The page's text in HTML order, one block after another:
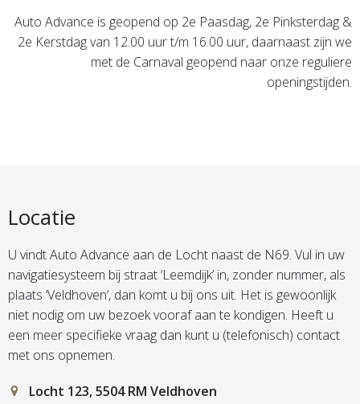
Auto Advance is geopend op 2e Paasdag, 2e Pinksterdag &
2e Kerstdag van 12.00 uur t/m 16.00 uur, daarnaast zijn we
met de Carnaval geopend naar onze reguliere
openingstijden.
Locatie
U vindt Auto Advance aan de Locht naast de N69. Vul in uw
navigatiesysteem bij straat ‘Leemdijk’ in, zonder nummer, als
plaats ‘Veldhoven’, dan komt u bij ons uit. Het is gewoonlijk
niet nodig om uw bezoek vooraf aan te kondigen. Heeft u
een meer specifieke vraag dan kunt u (telefonisch) contact
met ons opnemen.
Locht 123, 5504 RM Veldhoven